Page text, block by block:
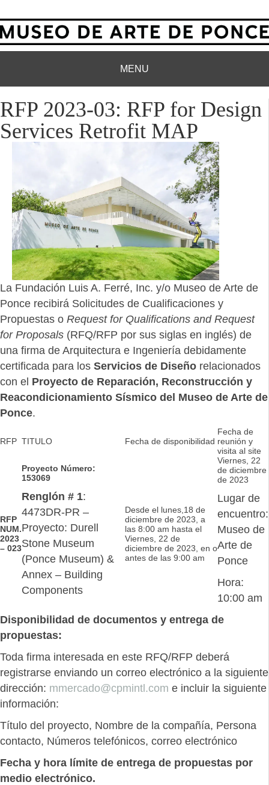
MENU
RFP 2023-03: RFP for Design
Services Retrofit MAP
La Fundación Luis A. Ferré, Inc. y/o Museo de Arte de
Ponce recibirá Solicitudes de Cualificaciones y
Propuestas o Request for Qualifications and Request
for Proposals (RFQ/RFP por sus siglas en inglés) de
una firma de Arquitectura e Ingeniería debidamente
certificada para los Servicios de Diseño relacionados
con el Proyecto de Reparación, Reconstrucción y
Reacondicionamiento Sísmico del Museo de Arte de
Ponce.
RFP TITULO Fecha de disponibilidad
Fecha de
reunión y
visita al site
RFP
NUM.
2023
– 023
Proyecto Número:
153069
Renglón # 1:
4473DR-PR –
Proyecto: Durell
Stone Museum
(Ponce Museum) &
Annex – Building
Components
Desde el lunes,18 de
diciembre de 2023, a
las 8:00 am hasta el
Viernes, 22 de
diciembre de 2023, en o
antes de las 9:00 am
Viernes, 22
de diciembre
de 2023
Lugar de
encuentro:
Museo de
Arte de
Ponce
Hora:
10:00 am
Disponibilidad de documentos y entrega de
propuestas:
Toda firma interesada en este RFQ/RFP deberá
registrarse enviando un correo electrónico a la siguiente
dirección: mmercado@cpmintl.com e incluir la siguiente
información:
Título del proyecto, Nombre de la compañía, Persona
contacto, Números telefónicos, correo electrónico
Fecha y hora límite de entrega de propuestas por
medio electrónico.